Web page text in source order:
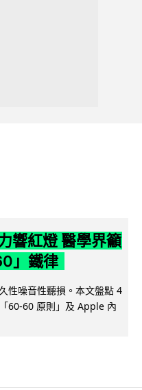
響紅燈 醫學界籲
」鐵律
性噪音性聽損。本文盤點 4
60-60 原則」及 Apple 內